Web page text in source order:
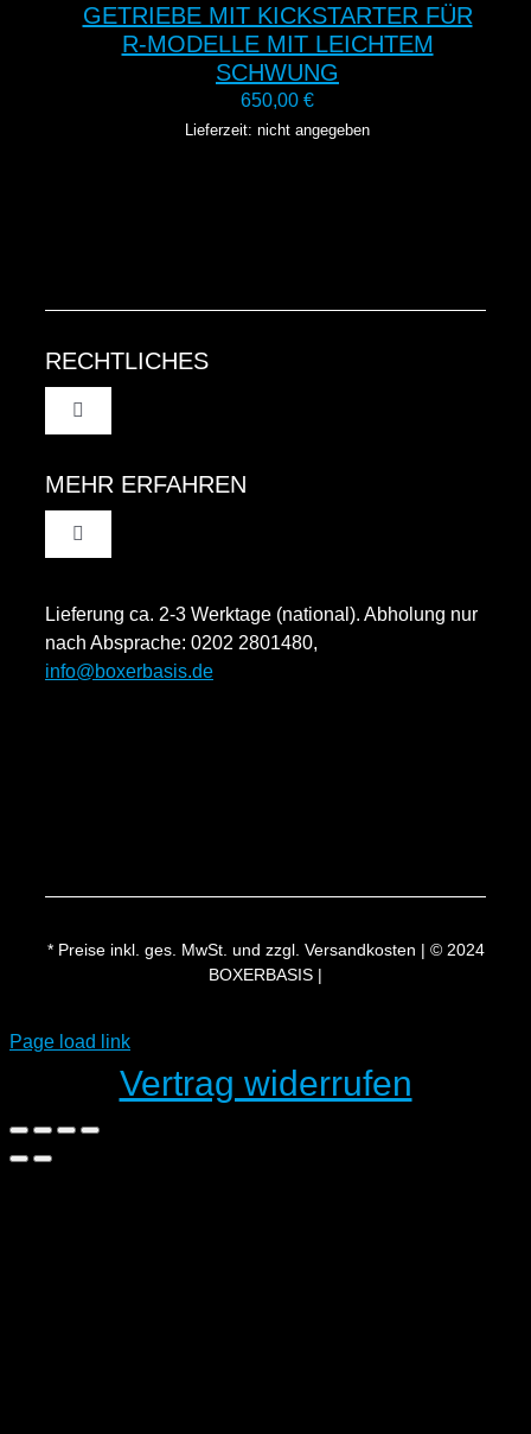
GETRIEBE MIT KICKSTARTER FÜR
R-MODELLE MIT LEICHTEM
SCHWUNG
650,00 €
Lieferzeit: nicht angegeben
RECHTLICHES
Toggle
Navigation
AGB
Impressum
MEHR ERFAHREN
Toggle
Navigation
Zahlungsweisen
Lieferung ca. 2-3 Werktage (national). Abholung nur
nach Absprache: 0202 2801480,
info@boxerbasis.de
* Preise inkl. ges. MwSt. und zzgl. Versandkosten | © 2024
BOXERBASIS |
Page load link
Vertrag widerrufen